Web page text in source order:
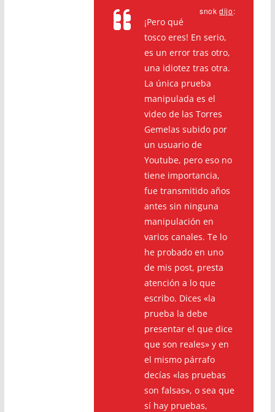
snokdijo:
¡Pero qué
tosco eres! En serio,
es un error tras otro,
una idiotez tras otra.
La única prueba
manipulada es el
video de las Torres
Gemelas subido por
un usuario de
Youtube, pero eso no
tiene importancia,
fue transmitido años
antes sin ninguna
manipulación en
varios canales. Te lo
he probado en uno
de mis post, presta
atención a lo que
escribo. Dices «la
prueba la debe
presentar el que dice
que son reales» y en
el mismo párrafo
decías «las pruebas
son falsas», o sea que
sí hay pruebas,